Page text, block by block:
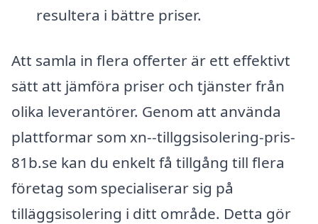
resultera i bättre priser.
Att samla in flera offerter är ett effektivt
sätt att jämföra priser och tjänster från
olika leverantörer. Genom att använda
plattformar som xn--tillggsisolering-pris-
81b.se kan du enkelt få tillgång till flera
företag som specialiserar sig på
tilläggsisolering i ditt område. Detta gör